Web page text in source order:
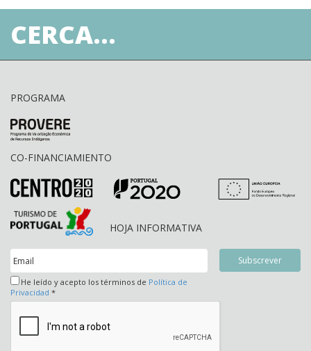
CERCA...
PROGRAMA
CO-FINANCIAMIENTO
HOJA INFORMATIVA
He leído y acepto los términos de Política de
Privacidad *